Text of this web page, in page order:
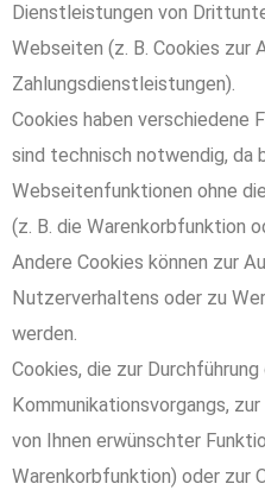
Dienstleistungen von
Webseiten (z. B. Cookies zur
Zahlungsdienstleistungen).
Cookies haben verschiedene
sind technisch notwendig, da
Webseitenfunktionen ohne
(z. B. die Warenkorbfunktion
Andere Cookies können zur
Nutzerverhaltens oder zu
werden.
Cookies, die zur
Kommunikationsvorgangs,
von Ihnen erwünschter
Warenkorbfunktion) oder zur